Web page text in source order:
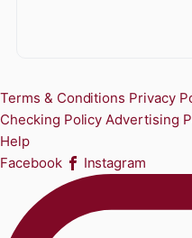
Terms & Conditions Privacy
Checking Policy Advertising
Help
Facebook
Instagram